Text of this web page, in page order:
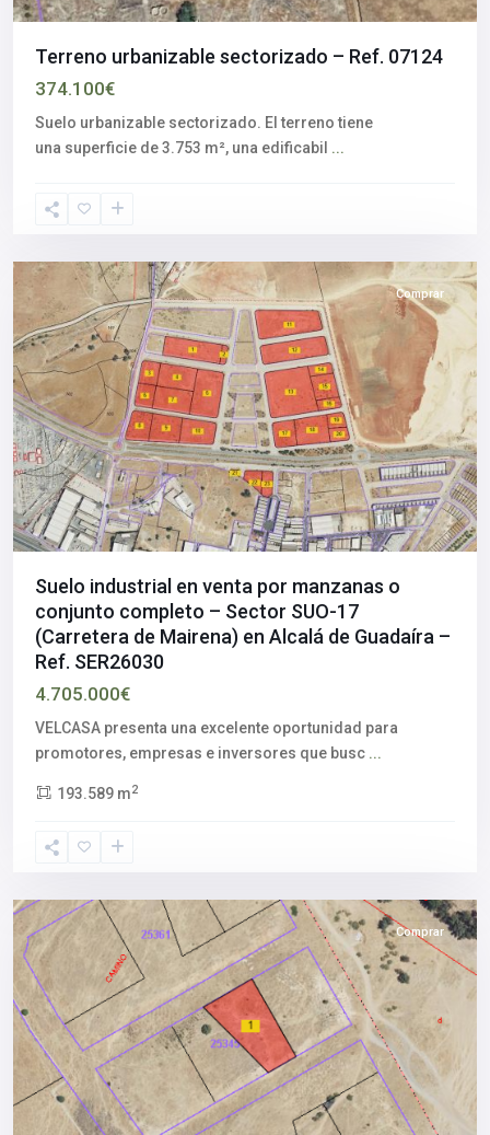
Terreno urbanizable sectorizado – Ref. 07124
374.100€
Suelo urbanizable sectorizado. El terreno tiene
una superficie de 3.753 m², una edificabil ...
Industrial
Piedra
Hincada ,
Sevilla
Comprar
Suelo industrial en venta por manzanas o
conjunto completo – Sector SUO-17
(Carretera de Mairena) en Alcalá de Guadaíra –
Ref. SER26030
4.705.000€
VELCASA presenta una excelente oportunidad para
promotores, empresas e inversores que busc ...
193.589 m2
Sevilla
-
Sevilla
Comprar